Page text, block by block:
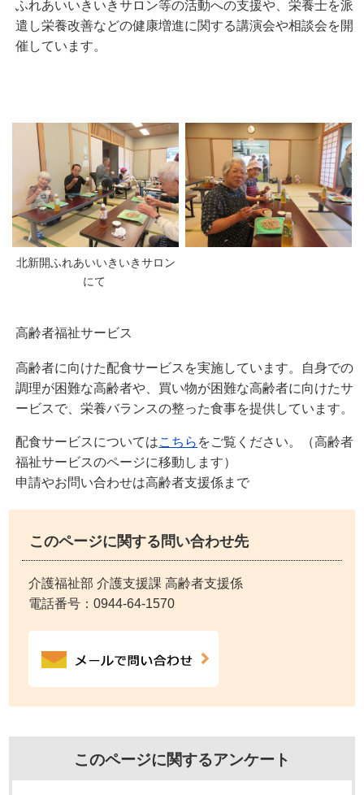
ふれあいいきいきサロン等の活動への支援や、栄養士を派
遣し栄養改善などの健康増進に関する講演会や相談会を開
催しています。
北新開ふれあいいきいきサロン
にて
高齢者福祉サービス
高齢者に向けた配食サービスを実施しています。自身での
調理が困難な高齢者や、買い物が困難な高齢者に向けたサ
ービスで、栄養バランスの整った食事を提供しています。
配食サービスについてはこちら をご覧ください。（高齢者
福祉サービスのページに移動します）
申請やお問い合わせは高齢者支援係まで
このページに関する問い合わせ先
介護福祉部 介護支援課 高齢者支援係
電話番号：0944-64-1570
このページに関するアンケート